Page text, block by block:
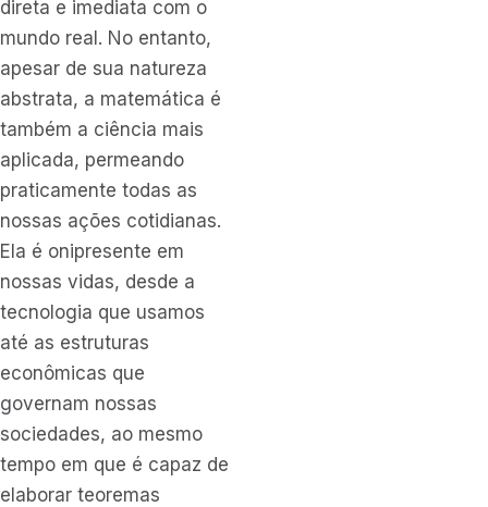
direta e imediata com o
mundo real. No entanto,
apesar de sua natureza
abstrata, a matemática é
também a ciência mais
aplicada, permeando
praticamente todas as
nossas ações cotidianas.
Ela é onipresente em
nossas vidas, desde a
tecnologia que usamos
até as estruturas
econômicas que
governam nossas
sociedades, ao mesmo
tempo em que é capaz de
elaborar teoremas